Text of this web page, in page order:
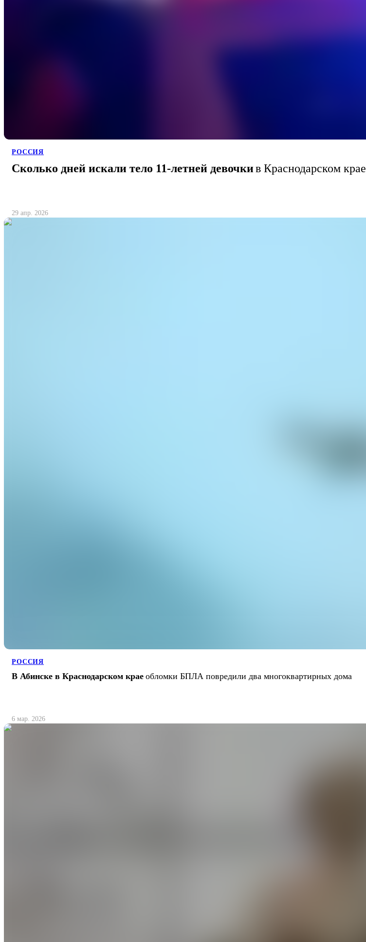
РОССИЯ
Сколько дней искали тело 11-летней девочкив Краснодарском крае
29 апр. 2026
РОССИЯ
В Абинске в Краснодарском крае обломки БПЛА повредили два многоквартирных дома
6 мар. 2026